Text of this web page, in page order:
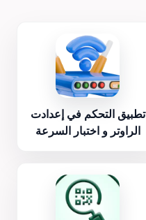
تطبيق التحكم في إعدادت
الراوتر و اختبار السرعة